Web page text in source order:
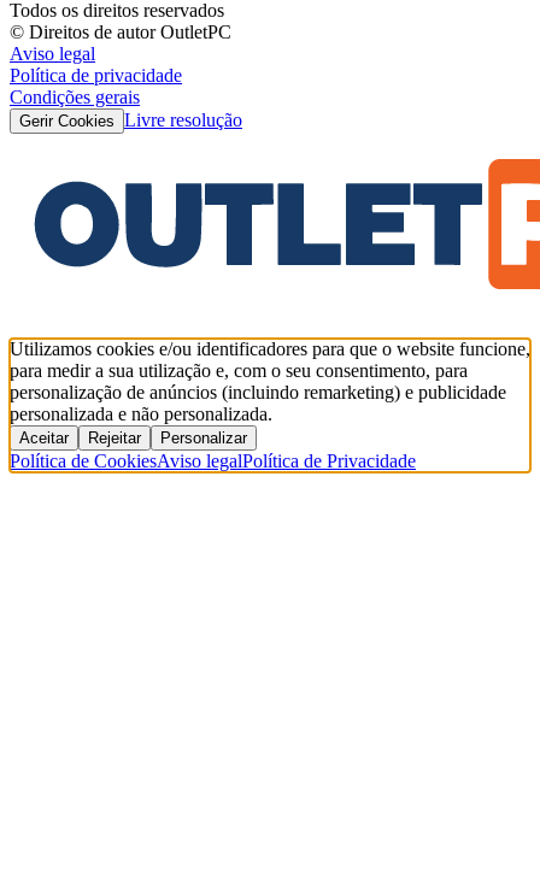
Todos os direitos reservados
© Direitos de autor OutletPC
Aviso legal
Política de privacidade
Condições gerais
Gerir Cookies Livre resolução
Utilizamos cookies e/ou identificadores para que o website funcione,
para medir a sua utilização e, com o seu consentimento, para
personalização de anúncios (incluindo remarketing) e publicidade
personalizada e não personalizada.
Aceitar Rejeitar Personalizar
Política de CookiesAviso legalPolítica de Privacidade